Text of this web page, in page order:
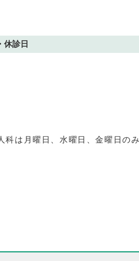
休診日
は月曜日、水曜日、金曜日のみ